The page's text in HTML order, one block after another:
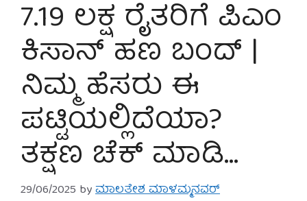
7.19 ಲಕ್ಷ ರೈತರಿಗೆ ಪಿಎಂ
ಕಿಸಾನ್ ಹಣ ಬಂದ್ |
ನಿಮ್ಮ ಹೆಸರು ಈ
ಪಟ್ಟಿಯಲ್ಲಿದೆಯಾ?
ತಕ್ಷಣ ಚೆಕ್ ಮಾಡಿ…
29/06/2025 byಮಾಲತೇಶ ಮಾಳಮ್ಮನವರ್